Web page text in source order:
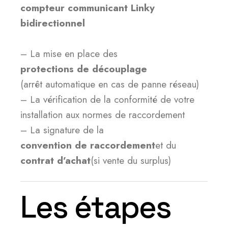
compteur communicant Linky
bidirectionnel
– La mise en place des
protections de découplage
(arrêt automatique en cas de panne réseau)
– La vérification de la conformité de votre
installation aux normes de raccordement
– La signature de la
convention de raccordementet du
contrat d’achat(si vente du surplus)
Les étapes